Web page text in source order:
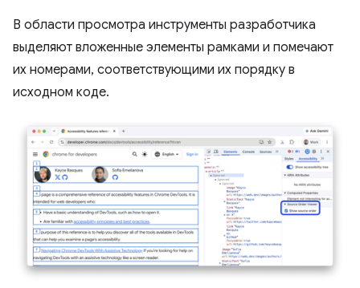
В области просмотра инструменты разработчика
выделяют вложенные элементы рамками и помечают
их номерами, соответствующими их порядку в
исходном коде.